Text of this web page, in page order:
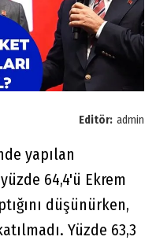
Editör: admin
yapılan
64,4'ü Ekrem
düşünürken,
Yüzde 63,3